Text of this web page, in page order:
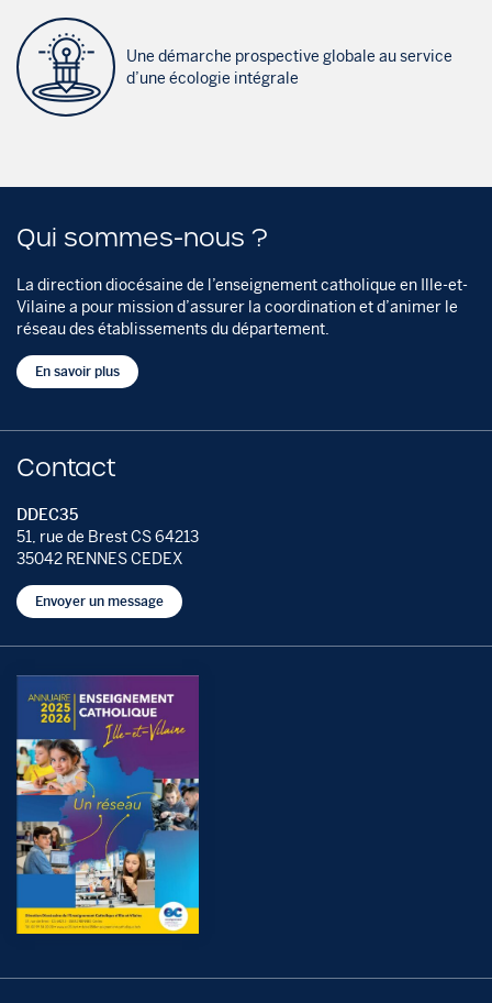
Une démarche prospective globale au service
d’une écologie intégrale
Qui sommes-nous ?
La direction diocésaine de l’enseignement catholique en Ille-et-
Vilaine a pour mission d’assurer la coordination et d’animer le
réseau des établissements du département.
En savoir plus
Contact
DDEC35
51, rue de Brest CS 64213
35042 RENNES CEDEX
Envoyer un message